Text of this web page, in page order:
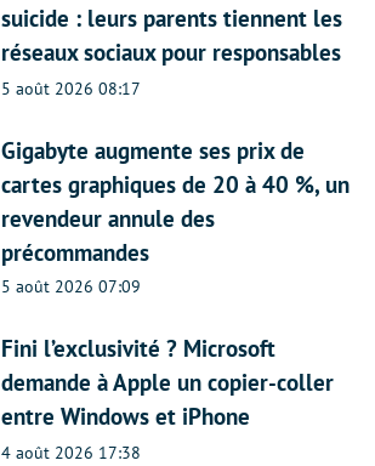
suicide : leurs parents tiennent les
réseaux sociaux pour responsables
5 août 2026 08:17
Gigabyte augmente ses prix de
cartes graphiques de 20 à 40 %, un
revendeur annule des
précommandes
5 août 2026 07:09
Fini l’exclusivité ? Microsoft
demande à Apple un copier-coller
entre Windows et iPhone
4 août 2026 17:38